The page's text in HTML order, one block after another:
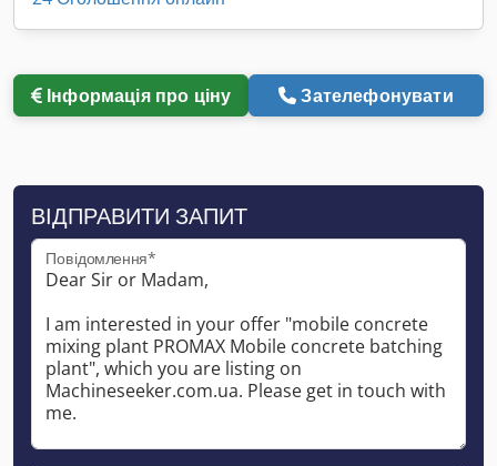
Інформація про ціну Зателефонувати
ВІДПРАВИТИ ЗАПИТ
Повідомлення*